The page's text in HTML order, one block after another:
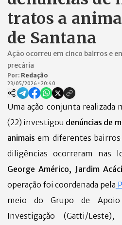
tratos a
de Santana
Ação ocorreu em cinco bairros e
precária
Por: Redação
23/05/2026 • 20:40
Uma ação conjunta realizada
(22) investigou denúncias de
animais em diferentes bairros
diligências ocorreram nas
George Américo, Jardim
operação foi coordenada pela
meio do Grupo de
Investigação (Gatti/